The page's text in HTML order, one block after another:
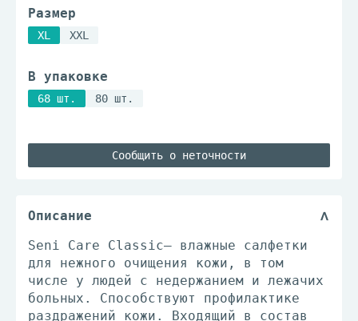
Размер
XL XXL
В упаковке
68 шт. 80 шт.
Сообщить о неточности
Описание
Seni Care Classic– влажные салфетки
для нежного очищения кожи, в том
числе у людей с недержанием и лежачих
больных. Способствуют профилактике
раздражений кожи. Входящий в состав